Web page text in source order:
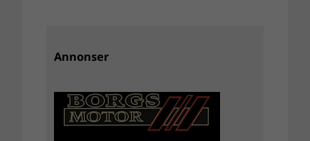
Annonser